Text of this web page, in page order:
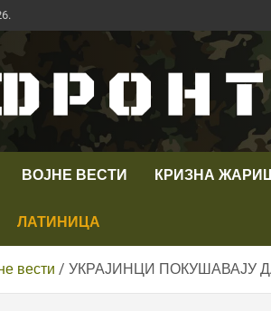
ФРОНТ
ВОЈНЕ ВЕСТИ КРИЗНА
ЛАТИНИЦА
вести УКРАЈИНЦИ ПОКУШАВАЈУ